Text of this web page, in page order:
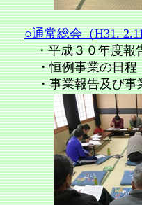
○通常総会（H31.
・平成３０年度報
・恒例事業の日程
・事業報告及び事